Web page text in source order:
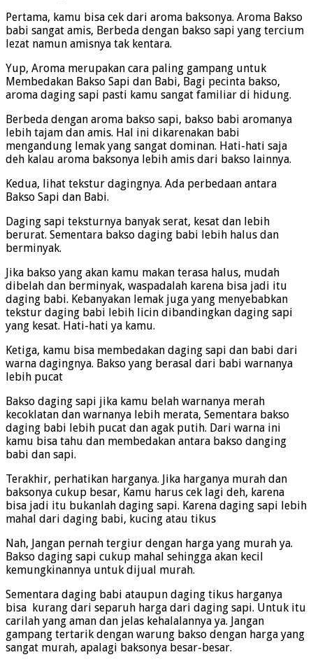
Pertama, kamu bisa cek dari aroma baksonya. Aroma Bakso
babi sangat amis, Berbeda dengan bakso sapi yang tercium
lezat namun amisnya tak kentara.
Yup, Aroma merupakan cara paling gampang untuk
Membedakan Bakso Sapi dan Babi, Bagi pecinta bakso,
aroma daging sapi pasti kamu sangat familiar di hidung.
Berbeda dengan aroma bakso sapi, bakso babi aromanya
lebih tajam dan amis. Hal ini dikarenakan babi
mengandung lemak yang sangat dominan. Hati-hati saja
deh kalau aroma baksonya lebih amis dari bakso lainnya.
Kedua, lihat tekstur dagingnya. Ada perbedaan antara
Bakso Sapi dan Babi.
Daging sapi teksturnya banyak serat, kesat dan lebih
berurat. Sementara bakso daging babi lebih halus dan
berminyak.
Jika bakso yang akan kamu makan terasa halus, mudah
dibelah dan berminyak, waspadalah karena bisa jadi itu
daging babi. Kebanyakan lemak juga yang menyebabkan
tekstur daging babi lebih licin dibandingkan daging sapi
yang kesat. Hati-hati ya kamu.
Ketiga, kamu bisa membedakan daging sapi dan babi dari
warna dagingnya. Bakso yang berasal dari babi warnanya
lebih pucat
Bakso daging sapi jika kamu belah warnanya merah
kecoklatan dan warnanya lebih merata, Sementara bakso
daging babi lebih pucat dan agak putih. Dari warna ini
kamu bisa tahu dan membedakan antara bakso danging
babi dan sapi.
Terakhir, perhatikan harganya. Jika harganya murah dan
baksonya cukup besar, Kamu harus cek lagi deh, karena
bisa jadi itu bukanlah daging sapi. Karena daging sapi lebih
mahal dari daging babi, kucing atau tikus
Nah, Jangan pernah tergiur dengan harga yang murah ya.
Bakso daging sapi cukup mahal sehingga akan kecil
kemungkinannya untuk dijual murah.
Sementara daging babi ataupun daging tikus harganya
bisa kurang dari separuh harga dari daging sapi. Untuk itu
carilah yang aman dan jelas kehalalannya ya. Jangan
gampang tertarik dengan warung bakso dengan harga yang
sangat murah, apalagi baksonya besar-besar.